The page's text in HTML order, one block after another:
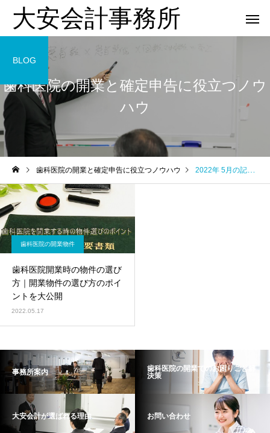
大安会計事務所
歯科医院の税務顧問｜失敗
しない契約方法 をわかりや
すく解説
歯科医院専門税理士｜
歯科医院の開業と確定申告に役立つノウ
ハウ
BLOG
歯科医院の開業と確定申告に役立つノウハウ 2022年 5月の記事一覧
歯科医院の開業物件
歯科医院開業時の物件の選び
方｜開業物件の選び方のポイ
ントを大公開
2022.05.17
事務所案内
歯科医院の開業でのお困りごと解
決策
大安会計が選ばれる理由 お問い合わせ